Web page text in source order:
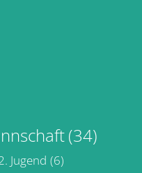
(34)
Jugend (6)